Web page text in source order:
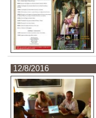
12/8/2016